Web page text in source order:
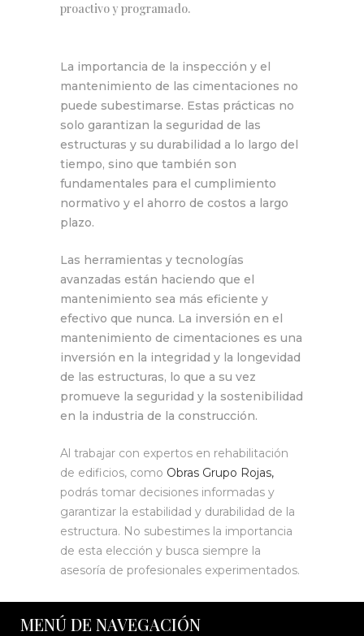
proactivo y programado.
La importancia de la inspección y el
mantenimiento de las cimentaciones no
puede subestimarse. Estas prácticas no
solo garantizan la seguridad de las
estructuras y su durabilidad a lo largo del
tiempo, sino que también son
fundamentales para el cumplimiento
normativo y el ahorro de costos a largo
plazo.
Las herramientas y tecnologías
avanzadas están haciendo que el
mantenimiento sea más eficiente y
efectivo que nunca. La inversión en el
mantenimiento de cimentaciones es una
inversión en la integridad y la longevidad
de las estructuras, lo que a su vez
promueve la seguridad y la sostenibilidad
en la industria de la construcción.
Al trabajar con expertos en rehabilitación
de edificios, como Obras Grupo Rojas,
podrás tomar decisiones informadas y
garantizar la estabilidad y durabilidad de la
estructura. No subestimes la importancia
de esta elección y busca siempre la
asesoría de profesionales experimentados.
MENÚ DE NAVEGACIÓN